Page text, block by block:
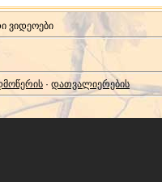
ვიდეოები
· დათვალიერების